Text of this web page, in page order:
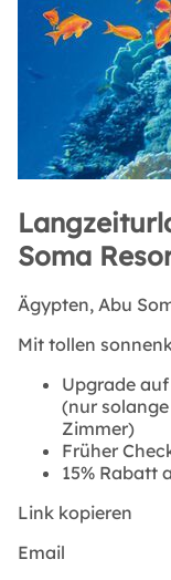
Soma
Ägypten, Abu
Mit tollen
Upgrade
(nur
Zimmer)
Früher
15% Rabatt
Link kopieren
Email